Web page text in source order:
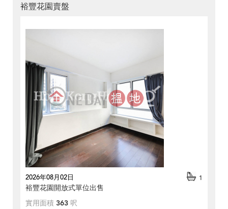
裕豐花園賣盤
2026年08月02日 1
裕豐花園開放式單位出售
實用面積 363 呎